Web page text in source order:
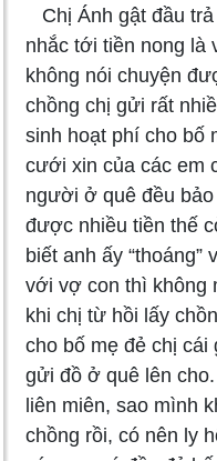
Chị Ánh gật đầu
nhắc tới tiền nong là
không nói chuyện
chồng chị gửi rất
sinh hoạt phí cho bố
cưới xin của các em
người ở quê đều
được nhiều tiền thế
biết anh ấy
với vợ con thì không
khi chị từ hồi lấy
cho bố mẹ đẻ chị cái
gửi đồ ở quê lên
liên miên, sao mình
chồng rồi, có nên ly